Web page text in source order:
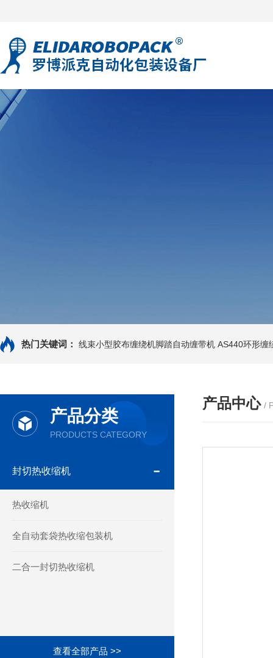
热门关键词： 线束小型胶布缠绕机脚踏自动缠带机 AS440环形缠
产品分类
PRODUCTS CATEGORY
封切热收缩机
热收缩机
全自动套袋热收缩包装机
二合一封切热收缩机
查看全部产品 >>
产品中心 /